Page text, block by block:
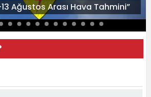
Ağustos Arası Hava Tahmini”